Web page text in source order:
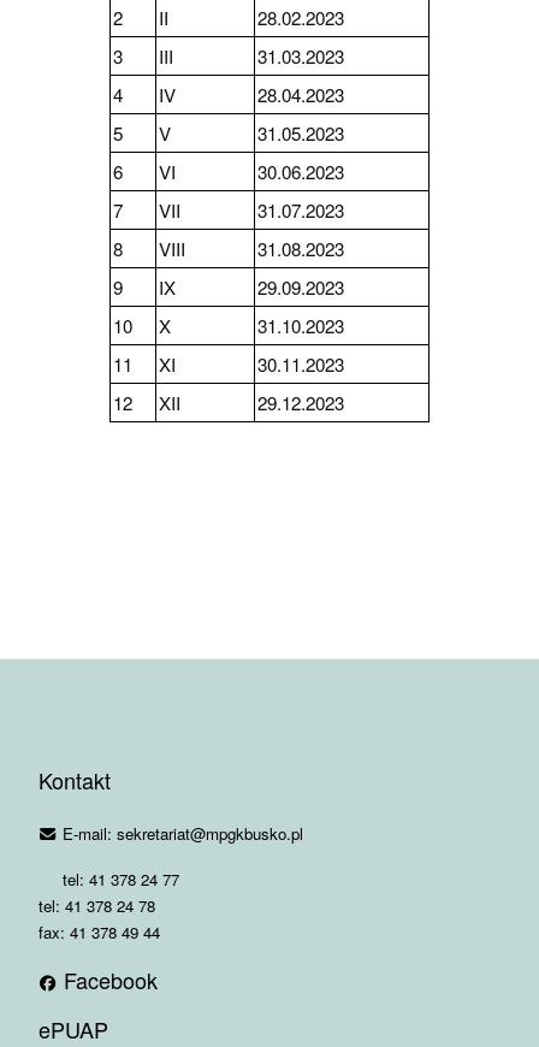
2
II
28.02.2023
3
III
31.03.2023
4
IV
28.04.2023
5
V
31.05.2023
6
VI
30.06.2023
7
VII
31.07.2023
8
VIII
31.08.2023
9
IX
29.09.2023
10
X
31.10.2023
11
XI
30.11.2023
12
XII 29.12.2023
Kontakt
E-mail: sekretariat@mpgkbusko.pl
tel: 41 378 24 77
tel: 41 378 24 78
fax: 41 378 49 44
Facebook
ePUAP